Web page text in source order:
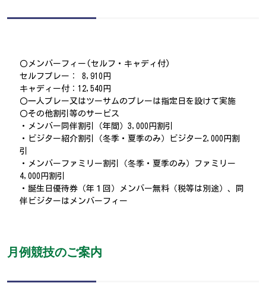
〇メンバーフィー(セルフ・キャディ付)
セルフプレー： 8,910円
キャディー付：12,540円
〇一人プレー又はツーサムのプレーは指定日を設けて実施
〇その他割引等のサービス
・メンバー同伴割引（年間）3,000円割引
・ビジター紹介割引（冬季・夏季のみ）ビジター2,000円割
引
・メンバーファミリー割引（冬季・夏季のみ）ファミリー
4,000円割引
・誕生日優待券（年１回）メンバー無料（税等は別途）、同
伴ビジターはメンバーフィー
月例競技のご案内